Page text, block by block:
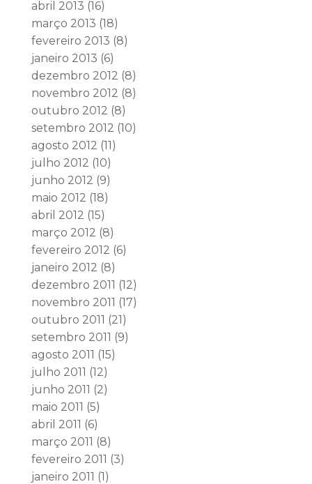
abril 2013 (16)
março 2013 (18)
fevereiro 2013 (8)
janeiro 2013 (6)
dezembro 2012 (8)
novembro 2012 (8)
outubro 2012 (8)
setembro 2012 (10)
agosto 2012 (11)
julho 2012 (10)
junho 2012 (9)
maio 2012 (18)
abril 2012 (15)
março 2012 (8)
fevereiro 2012 (6)
janeiro 2012 (8)
dezembro 2011 (12)
novembro 2011 (17)
outubro 2011 (21)
setembro 2011 (9)
agosto 2011 (15)
julho 2011 (12)
junho 2011 (2)
maio 2011 (5)
abril 2011 (6)
março 2011 (8)
fevereiro 2011 (3)
janeiro 2011 (1)